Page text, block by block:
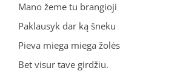
Mano žeme tu brangioji
Paklausyk dar ką šneku
Pieva miega miega žolės
Bet visur tave girdžiu.